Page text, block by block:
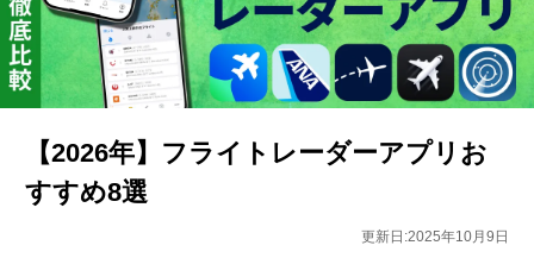
【2026年】フライトレーダーアプリお
すすめ8選
更新日:2025年10月9日